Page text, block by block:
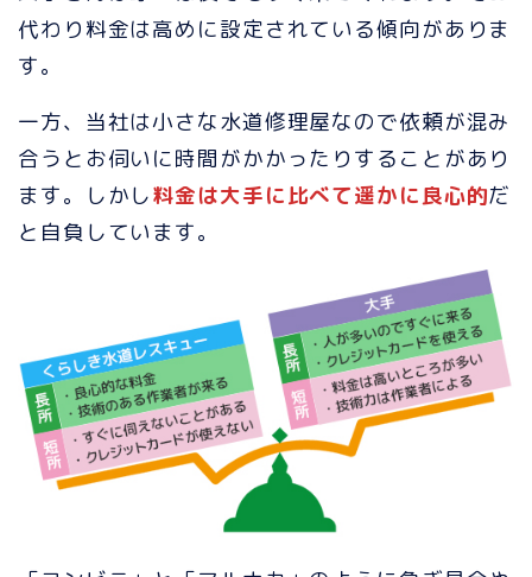
代わり料金は高めに設定されている傾向がありま
す。
一方、当社は小さな水道修理屋なので依頼が混み
合うとお伺いに時間がかかったりすることがあり
ます。しかし料金は大手に比べて遥かに良心的だ
と自負しています。